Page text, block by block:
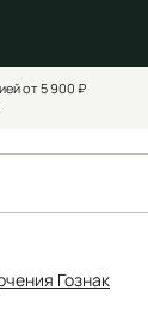
от 5 900 ₽
Гознак